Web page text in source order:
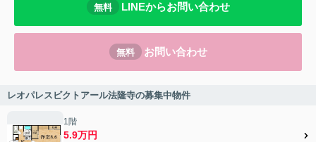
無料 LINEからお問い合わせ
無料 お問い合わせ
レオパレスビクトアール法隆寺の募集中物件
1階
5.9万円